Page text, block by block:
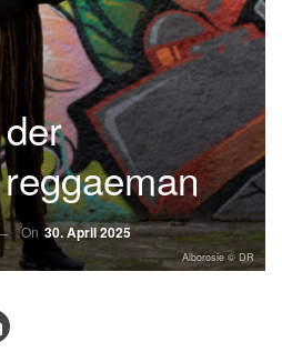
On 30. April 2025
Alborosie © DR